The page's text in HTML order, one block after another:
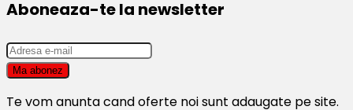
Aboneaza-te la newsletter
Te vom anunta cand oferte noi sunt adaugate pe site.